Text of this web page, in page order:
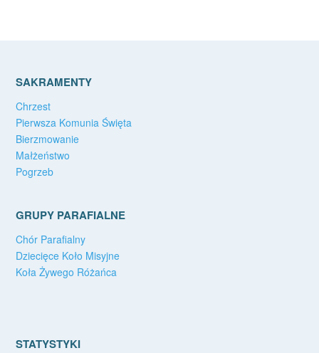
SAKRAMENTY
Chrzest
Pierwsza Komunia Święta
Bierzmowanie
Małżeństwo
Pogrzeb
GRUPY PARAFIALNE
Chór Parafialny
Dziecięce Koło Misyjne
Koła Żywego Różańca
STATYSTYKI